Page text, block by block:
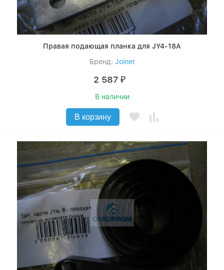
Правая подающая планка для JY4-18А
Бренд: Joiner
2 587 ₽
В наличии
В корзину